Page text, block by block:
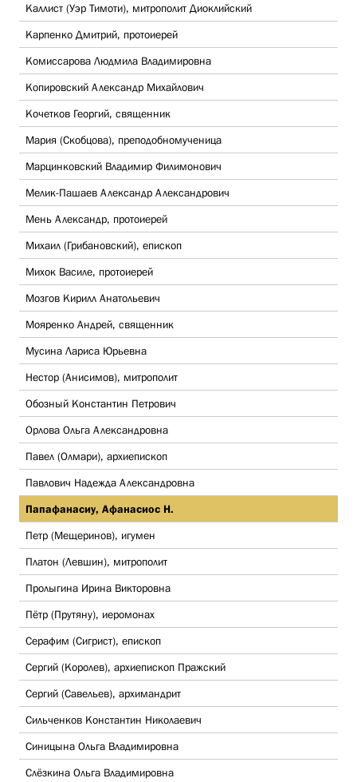
Каллист (Уэр Тимоти), митрополит Диоклийский
Карпенко Дмитрий, протоиерей
Комиссарова Людмила Владимировна
Копировский Александр Михайлович
Кочетков Георгий, священник
Мария (Скобцова), преподобномученица
Марцинковский Владимир Филимонович
Мелик-Пашаев Александр Александрович
Мень Александр, протоиерей
Михаил (Грибановский), епископ
Михок Василе, протоиерей
Мозгов Кирилл Анатольевич
Мояренко Андрей, священник
Мусина Лариса Юрьевна
Нестор (Анисимов), митрополит
Обозный Константин Петрович
Орлова Ольга Александровна
Павел (Олмари), архиепископ
Павлович Надежда Александровна
Папафанасиу, Афанасиос Н.
Петр (Мещеринов), игумен
Платон (Левшин), митрополит
Пролыгина Ирина Викторовна
Пётр (Прутяну), иеромонах
Серафим (Сигрист), епископ
Сергий (Королев), архиепископ Пражский
Сергий (Савельев), архимандрит
Сильченков Константин Николаевич
Синицына Ольга Владимировна
Слёзкина Ольга Владимировна